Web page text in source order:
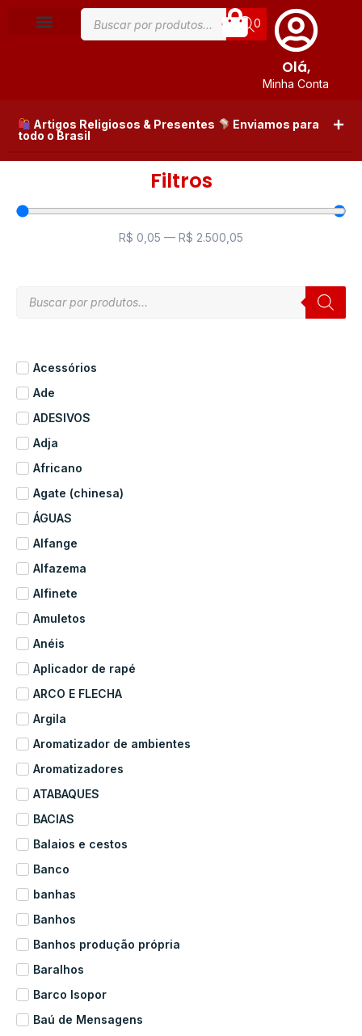
Olá,
Minha Conta
0
Artigos Religiosos & Presentes
Enviamos para
todo o Brasil
Filtros
R$ 0,05 — R$ 2.500,05
Acessórios
Ade
ADESIVOS
Adja
Africano
Agate (chinesa)
ÁGUAS
Alfange
Alfazema
Alfinete
Amuletos
Anéis
Aplicador de rapé
ARCO E FLECHA
Argila
Aromatizador de ambientes
Aromatizadores
ATABAQUES
BACIAS
Balaios e cestos
Banco
banhas
Banhos
Banhos produção própria
Baralhos
Barco Isopor
Baú de Mensagens